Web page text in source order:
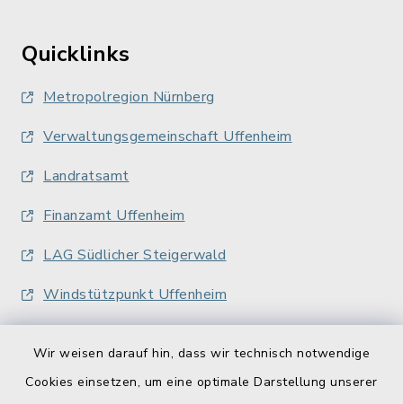
Wir weisen darauf hin, dass wir technisch notwendige
Cookies einsetzen, um eine optimale Darstellung unserer
Quicklinks
Metropolregion Nürnberg
Verwaltungsgemeinschaft Uffenheim
Landratsamt
Finanzamt Uffenheim
LAG Südlicher Steigerwald
Windstützpunkt Uffenheim